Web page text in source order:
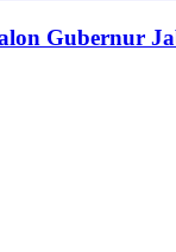
Gubernur